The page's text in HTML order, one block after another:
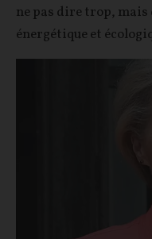
ne pas dire trop,
énergétique et